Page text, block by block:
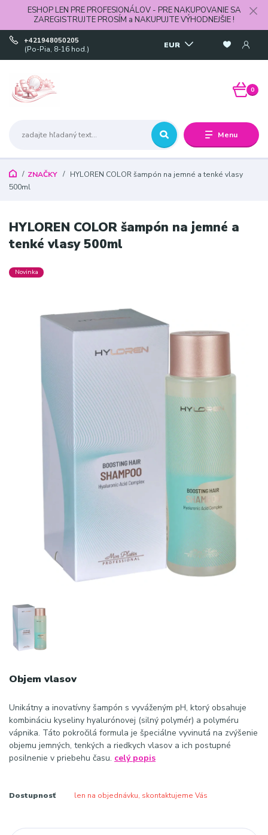
ESHOP LEN PRE PROFESIONÁLOV - PRE NAKUPOVANIE SA
ZAREGISTRUJTE PROSÍM a NAKUPUJTE VÝHODNEJŠIE !
Menu
EUR
+421948050205
(Po-Pia, 8-16 hod.)
0
ZNAČKY
HYLOREN COLOR šampón na jemné a tenké vlasy
500ml
HYLOREN COLOR šampón na jemné a
tenké vlasy 500ml
Novinka
Objem vlasov
Unikátny a inovatívny šampón s vyváženým pH, ktorý obsahuje
kombináciu kyseliny hyalurónovej (silný polymér) a polyméru
vápnika. Táto pokročilá formula je špeciálne vyvinutá na zvýšenie
objemu jemných, tenkých a riedkych vlasov a ich postupné
posilnenie v priebehu času. celý popis
Dostupnosť len na objednávku, skontaktujeme Vás